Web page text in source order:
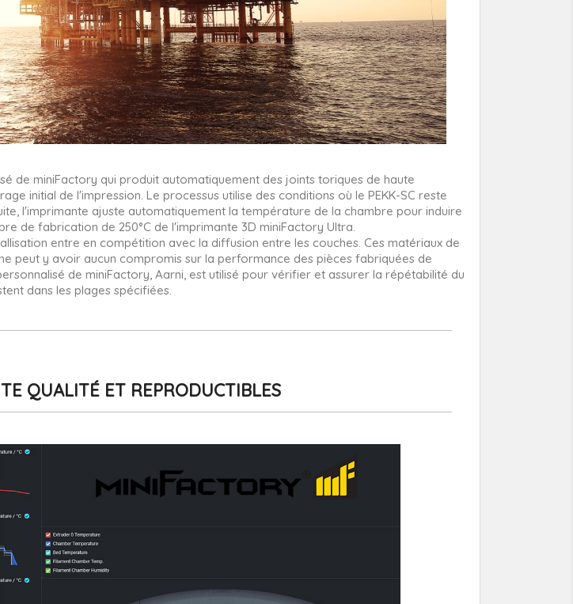
de miniFactory qui produit automatiquement des joints toriques de haute
initial de l'impression. Le processus utilise des conditions où le PEKK-SC reste
l'imprimante ajuste automatiquement la température de la chambre pour induire
de fabrication de 250°C de l'imprimante 3D miniFactory Ultra.
entre en compétition avec la diffusion entre les couches. Ces matériaux de
peut y avoir aucun compromis sur la performance des pièces fabriquées de
de miniFactory, Aarni, est utilisé pour vérifier et assurer la répétabilité du
dans les plages spécifiées.
QUALITÉ ET REPRODUCTIBLES